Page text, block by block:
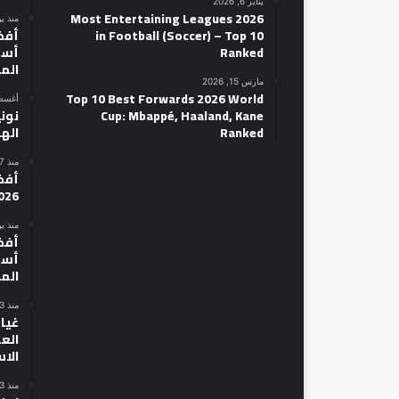
2026 Most Entertaining Leagues
in Football (Soccer) – Top 10
Ranked
مارس 15, 2026
Top 10 Best Forwards 2026 World
Cup: Mbappé, Haaland, Kane
Ranked
منذ
أغسطس
منذ 17 ساعة
منذ
منذ 3 أيام
منذ 3 أيام